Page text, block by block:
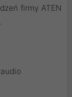
firmy ATEN